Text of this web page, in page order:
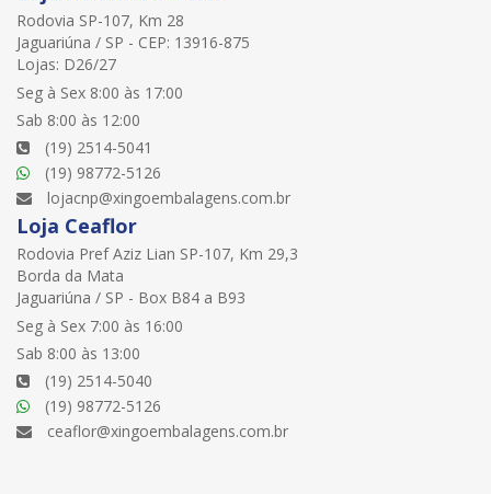
Rodovia SP-107, Km 28
Jaguariúna / SP - CEP: 13916-875
Lojas: D26/27
Seg à Sex 8:00 às 17:00
Sab 8:00 às 12:00
(19) 2514-5041
(19) 98772-5126
lojacnp@xingoembalagens.com.br
Loja Ceaflor
Rodovia Pref Aziz Lian SP-107, Km 29,3
Borda da Mata
Jaguariúna / SP - Box B84 a B93
Seg à Sex 7:00 às 16:00
Sab 8:00 às 13:00
(19) 2514-5040
(19) 98772-5126
ceaflor@xingoembalagens.com.br